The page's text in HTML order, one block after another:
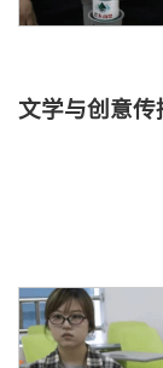
文学与创意